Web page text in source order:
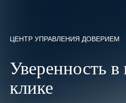
ЦЕНТР УПРАВЛЕНИЯ ДОВЕРИЕМ
Уверенность
клике